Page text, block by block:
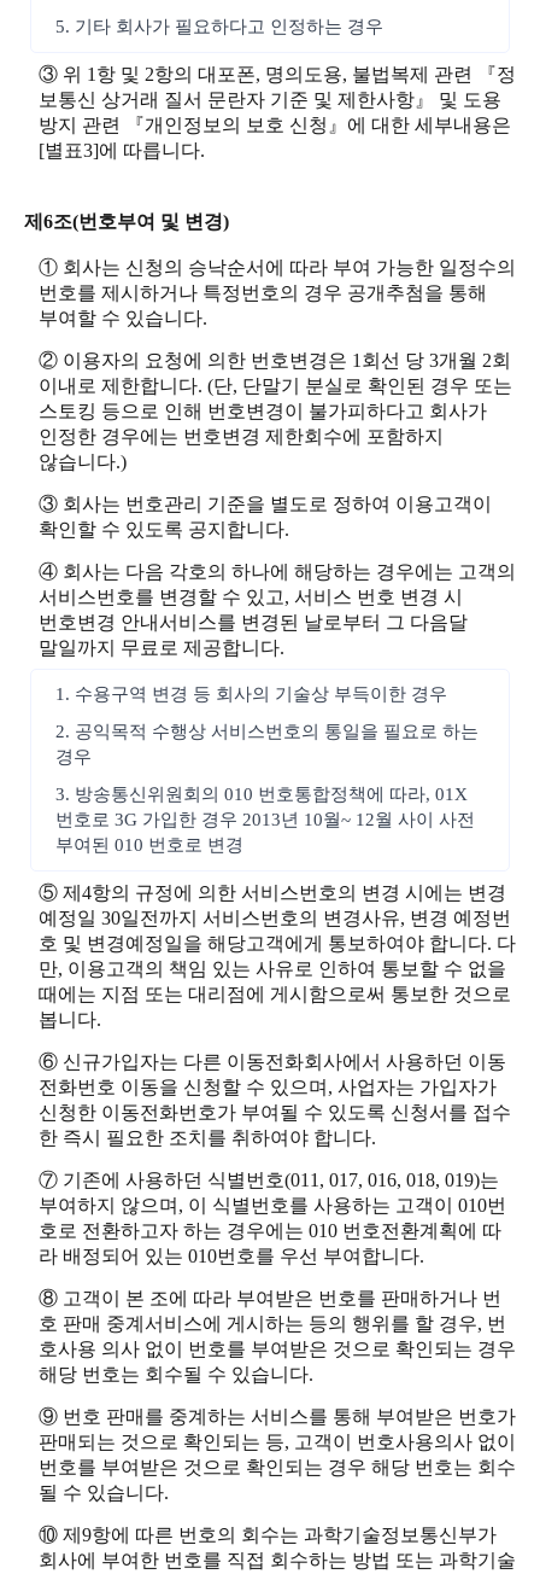
5. 기타 회사가 필요하다고 인정하는 경우
③ 위 1항 및 2항의 대포폰, 명의도용, 불법복제 관련 『정
보통신 상거래 질서 문란자 기준 및 제한사항』 및 도용
방지 관련 『개인정보의 보호 신청』에 대한 세부내용은
[별표3]에 따릅니다.
제6조(번호부여 및 변경)
① 회사는 신청의 승낙순서에 따라 부여 가능한 일정수의
번호를 제시하거나 특정번호의 경우 공개추첨을 통해
부여할 수 있습니다.
② 이용자의 요청에 의한 번호변경은 1회선 당 3개월 2회
이내로 제한합니다. (단, 단말기 분실로 확인된 경우 또는
스토킹 등으로 인해 번호변경이 불가피하다고 회사가
인정한 경우에는 번호변경 제한회수에 포함하지
않습니다.)
③ 회사는 번호관리 기준을 별도로 정하여 이용고객이
확인할 수 있도록 공지합니다.
④ 회사는 다음 각호의 하나에 해당하는 경우에는 고객의
서비스번호를 변경할 수 있고, 서비스 번호 변경 시
번호변경 안내서비스를 변경된 날로부터 그 다음달
말일까지 무료로 제공합니다.
1. 수용구역 변경 등 회사의 기술상 부득이한 경우
2. 공익목적 수행상 서비스번호의 통일을 필요로 하는
경우
3. 방송통신위원회의 010 번호통합정책에 따라, 01X
번호로 3G 가입한 경우 2013년 10월~ 12월 사이 사전
부여된 010 번호로 변경
⑤ 제4항의 규정에 의한 서비스번호의 변경 시에는 변경
예정일 30일전까지 서비스번호의 변경사유, 변경 예정번
호 및 변경예정일을 해당고객에게 통보하여야 합니다. 다
만, 이용고객의 책임 있는 사유로 인하여 통보할 수 없을
때에는 지점 또는 대리점에 게시함으로써 통보한 것으로
봅니다.
⑥ 신규가입자는 다른 이동전화회사에서 사용하던 이동
전화번호 이동을 신청할 수 있으며, 사업자는 가입자가
신청한 이동전화번호가 부여될 수 있도록 신청서를 접수
한 즉시 필요한 조치를 취하여야 합니다.
⑦ 기존에 사용하던 식별번호(011, 017, 016, 018, 019)는
부여하지 않으며, 이 식별번호를 사용하는 고객이 010번
호로 전환하고자 하는 경우에는 010 번호전환계획에 따
라 배정되어 있는 010번호를 우선 부여합니다.
⑧ 고객이 본 조에 따라 부여받은 번호를 판매하거나 번
호 판매 중계서비스에 게시하는 등의 행위를 할 경우, 번
호사용 의사 없이 번호를 부여받은 것으로 확인되는 경우
해당 번호는 회수될 수 있습니다.
⑨ 번호 판매를 중계하는 서비스를 통해 부여받은 번호가
판매되는 것으로 확인되는 등, 고객이 번호사용의사 없이
번호를 부여받은 것으로 확인되는 경우 해당 번호는 회수
될 수 있습니다.
⑩ 제9항에 따른 번호의 회수는 과학기술정보통신부가
회사에 부여한 번호를 직접 회수하는 방법 또는 과학기술